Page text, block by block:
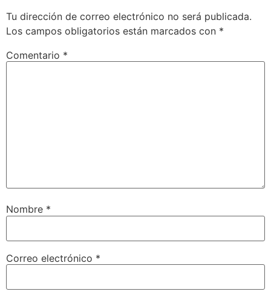
Tu dirección de correo electrónico no será publicada.
Los campos obligatorios están marcados con *
Comentario *
Nombre *
Correo electrónico *